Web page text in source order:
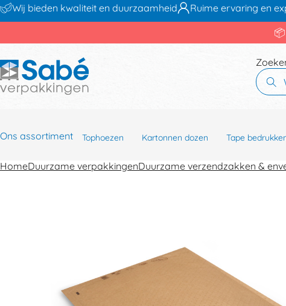
Wij bieden kwaliteit en duurzaamheid Ruime ervaring en
Ons assortiment Tophoezen Kartonnen dozen Tape
HomeDuurzame verpakkingenDuurzame verzendzakken &